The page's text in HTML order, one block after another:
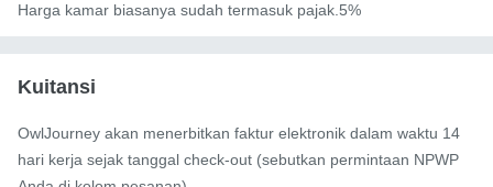
Harga kamar biasanya sudah termasuk pajak.5%
Kuitansi
OwlJourney akan menerbitkan faktur elektronik dalam waktu 14
hari kerja sejak tanggal check-out (sebutkan permintaan NPWP